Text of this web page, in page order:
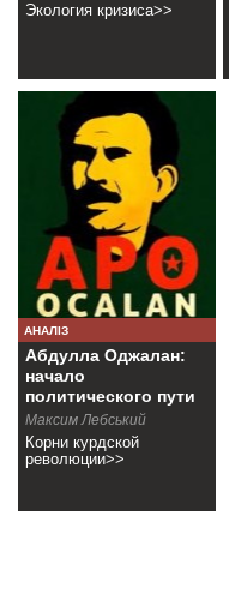
Экология кризиса>>
АНАЛІЗ
Абдулла Оджалан:
начало
политического пути
Максим Лебський
Корни курдской
революции>>